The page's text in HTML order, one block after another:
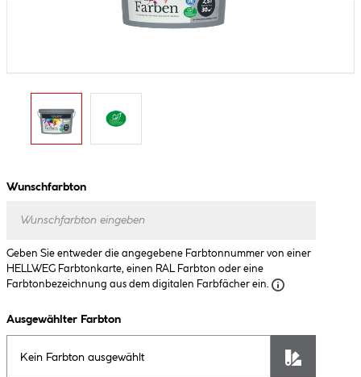
Wunschfarbton
Geben Sie entweder die angegebene Farbtonnummer von einer
HELLWEG Farbtonkarte, einen RAL Farbton oder eine
Farbtonbezeichnung aus dem digitalen Farbfächer ein.
Ausgewählter Farbton
Kein Farbton ausgewählt